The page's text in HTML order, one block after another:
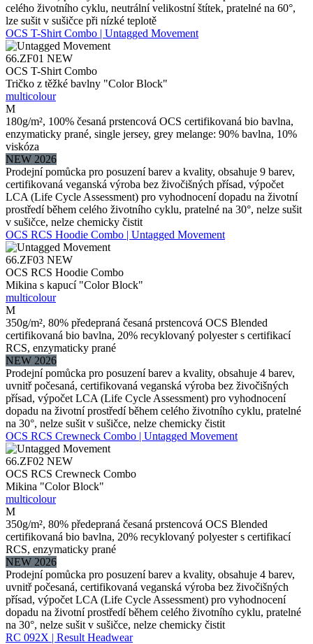
celého životního cyklu, neutrální velikostní štítek, pratelné na 60°,
lze sušit v sušičce při nízké teplotě
OCS T-Shirt Combo | Untagged Movement
66.ZF01 NEW
OCS T-Shirt Combo
Tričko z těžké bavlny "Color Block"
multicolour
M
180g/m², 100% česaná prstencová OCS certifikovaná bio bavlna,
enzymaticky prané, single jersey, grey melange: 90% bavlna, 10%
viskóza
NEW 2026
Prodejní pomůcka pro posuzení barev a kvality, obsahuje 9 barev,
certifikovaná veganská výroba bez živočišných přísad, výpočet
LCA (Life Cycle Assessment) pro vyhodnocení dopadu na životní
prostředí během celého životního cyklu, pratelné na 30°, nelze sušit
v sušičce, nelze chemicky čistit
OCS RCS Hoodie Combo | Untagged Movement
66.ZF03 NEW
OCS RCS Hoodie Combo
Mikina s kapucí "Color Block"
multicolour
M
350g/m², 80% předepraná česaná prstencová OCS Blended
certifikovaná bio bavlna, 20% recyklovaný polyester s certifikací
RCS, enzymaticky prané
NEW 2026
Prodejní pomůcka pro posuzení barev a kvality, obsahuje 4 barev,
uvnitř počesaná, certifikovaná veganská výroba bez živočišných
přísad, výpočet LCA (Life Cycle Assessment) pro vyhodnocení
dopadu na životní prostředí během celého životního cyklu, pratelné
na 30°, nelze sušit v sušičce, nelze chemicky čistit
OCS RCS Crewneck Combo | Untagged Movement
66.ZF02 NEW
OCS RCS Crewneck Combo
Mikina "Color Block"
multicolour
M
350g/m², 80% předepraná česaná prstencová OCS Blended
certifikovaná bio bavlna, 20% recyklovaný polyester s certifikací
RCS, enzymaticky prané
NEW 2026
Prodejní pomůcka pro posuzení barev a kvality, obsahuje 4 barev,
uvnitř počesaná, certifikovaná veganská výroba bez živočišných
přísad, výpočet LCA (Life Cycle Assessment) pro vyhodnocení
dopadu na životní prostředí během celého životního cyklu, pratelné
na 30°, nelze sušit v sušičce, nelze chemicky čistit
RC 092X | Result Headwear